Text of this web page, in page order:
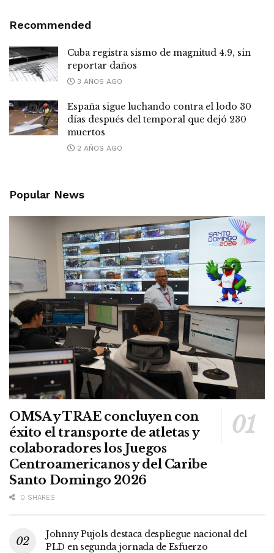
Recommended
Cuba registra sismo de magnitud 4.9, sin
reportar daños
3 AÑOS AGO
España sigue luchando contra el lodo 30
días después del temporal que dejó 230
muertos
2 AÑOS AGO
Popular News
OMSA y TRAE concluyen con
éxito el transporte de atletas y
colaboradores los Juegos
Centroamericanos y del Caribe
Santo Domingo 2026
0 SHARES
Johnny Pujols destaca despliegue nacional del
PLD en segunda jornada de Esfuerzo